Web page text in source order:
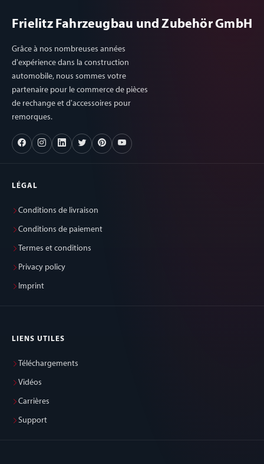
Frielitz Fahrzeugbau und Zubehör GmbH
Grâce à nos nombreuses années
d'expérience dans la construction
automobile, nous sommes votre
partenaire pour le commerce de pièces
de rechange et d'accessoires pour
remorques.
LÉGAL
Conditions de livraison
Conditions de paiement
Termes et conditions
Privacy policy
Imprint
LIENS UTILES
Téléchargements
Vidéos
Carrières
Support